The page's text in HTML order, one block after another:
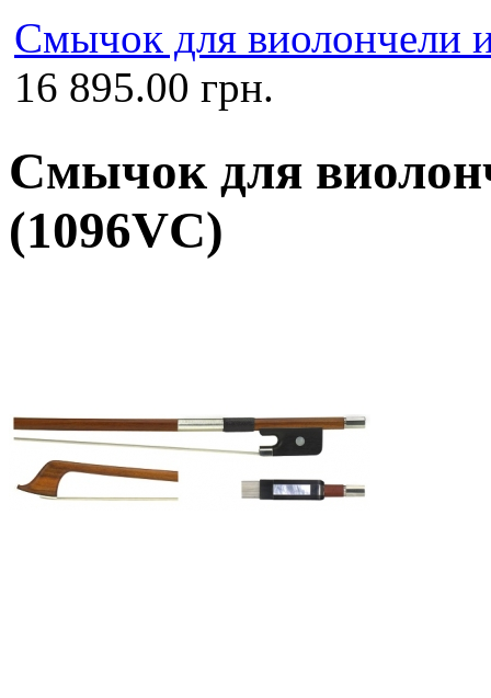
Смычок для виолончели
16 895.00 грн.
Смычок для
(1096VC)